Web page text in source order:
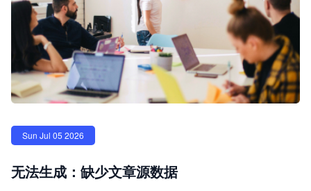
Sun Jul 05 2026
无法生成：缺少文章源数据